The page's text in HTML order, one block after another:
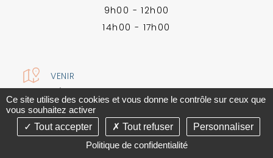
9h00 - 12h00
14h00 - 17h00
VENIR
CONCEPTION ABSOLUTE COMMUNICATION & RÉALISATION ANSWEB
Ce site utilise des cookies et vous donne le contrôle sur ceux que
vous souhaitez activer
Tout accepter
Tout refuser
Personnaliser
Politique de confidentialité